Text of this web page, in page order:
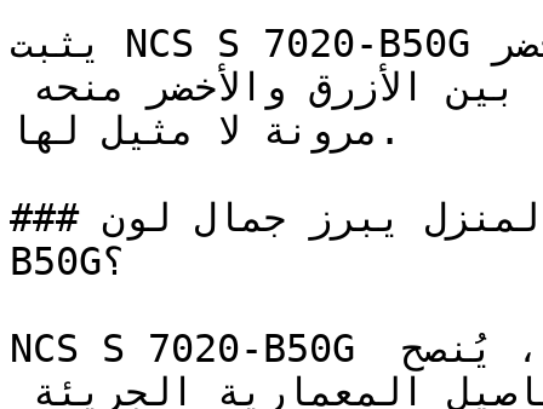
يثبت NCS S 7020-B50G كيف استقل الأزرق المخضر (Teal)
مرونة لا مثيل لها.
### في أي زوايا المنزل يبرز جمال لون NCS S 7020-
B50G؟
NCS S 7020-B50G هو لون قوي وجريء للغاية، يُنصح